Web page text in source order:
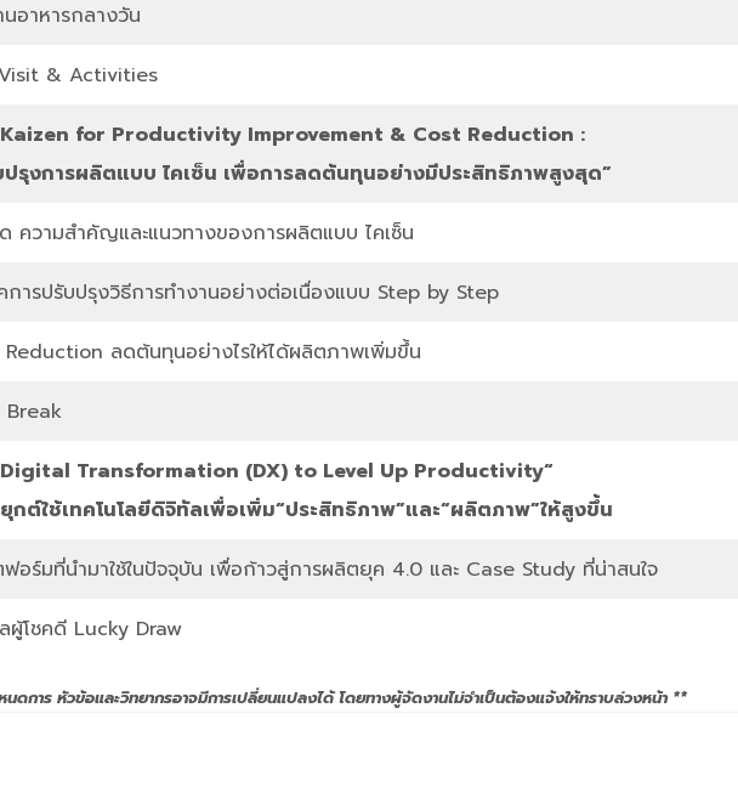
นอาหารกลางวัน
& Activities
Kaizen for Productivity Improvement & Cost Reduction :
ปรุงการผลิตแบบ ไคเซ็น เพื่อการลดต้นทุนอย่างมีประสิทธิภาพสูงสุด”
ความสำคัญและแนวทางของการผลิตแบบ ไคเซ็น
การปรับปรุงวิธีการทำงานอย่างต่อเนื่องแบบ Step by Step
ลดต้นทุนอย่างไรให้ได้ผลิตภาพเพิ่มขึ้น
Digital Transformation (DX) to Level Up Productivity“
กต์ใช้เทคโนโลยีดิจิทัลเพื่อเพิ่ม“ประสิทธิภาพ”และ“ผลิตภาพ”ให้สูงขึ้น
อร์มที่นำมาใช้ในปัจจุบัน เพื่อก้าวสู่การผลิตยุค 4.0 และ Case Study ที่น่าสนใจ
ผู้โชคดี Lucky Draw
ดการ หัวข้อและวิทยากรอาจมีการเปลี่ยนแปลงได้ โดยทางผู้จัดงานไม่จำเป็นต้องแจ้งให้ทราบล่วงหน้า **